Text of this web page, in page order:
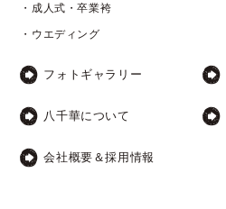
・成人式・卒業袴
・ウエディング
フォトギャラリー
八千華について
会社概要＆採用情報